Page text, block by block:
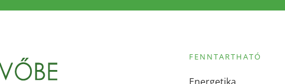
FENNTARTHATÓ